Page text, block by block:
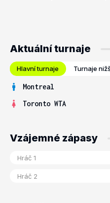
Aktuální turnaje
Hlavní turnaje Turnaje
Montreal
Toronto WTA
Vzájemné zápasy